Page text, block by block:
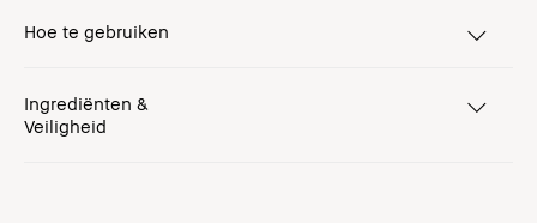
Hoe te gebruiken
Ingrediënten &
Veiligheid